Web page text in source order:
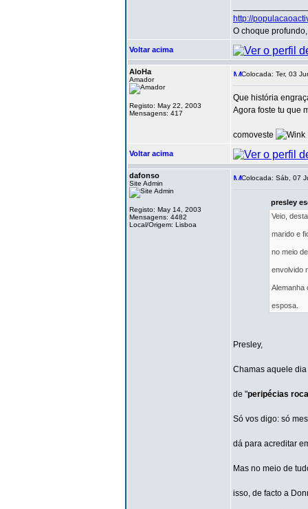
http://
O choque
Voltar acima
AloHa
Amador
Registo: May 22, 2003
Mensagens: 417
Colocada: Ter, 03
Que história
Agora foste tu que
comoveste
Voltar acima
dafonso
Site Admin
Registo: May 14, 2003
Mensagens: 4482
Local/Origem: Lisboa
Colocada: Sáb, 07
presley
Veio,
marido e
no meio
envolvido
Alemanha
esposa.
Presley,
Chamas aquele dia
de "peripécias
Só vos digo: só
dá para acreditar
Mas no meio de
isso, de facto a